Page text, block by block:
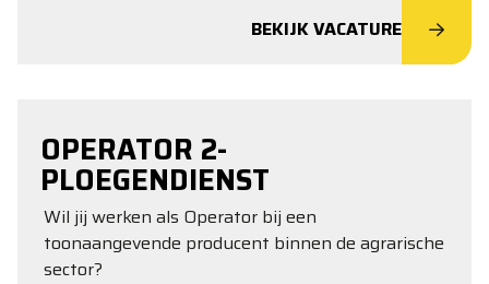
BEKIJK VACATURE
OPERATOR 2-
PLOEGENDIENST
Wil jij werken als Operator bij een
toonaangevende producent binnen de agrarische
sector?